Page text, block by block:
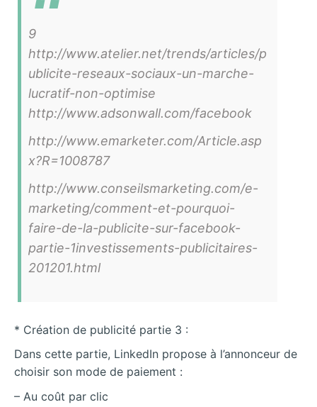
9
http://www.atelier.net/trends/articles/p
ublicite-reseaux-sociaux-un-marche-
lucratif-non-optimise
http://www.adsonwall.com/facebook
http://www.emarketer.com/Article.asp
x?R=1008787
http://www.conseilsmarketing.com/e-
marketing/comment-et-pourquoi-
faire-de-la-publicite-sur-facebook-
partie-1investissements-publicitaires-
201201.html
* Création de publicité partie 3 :
Dans cette partie, LinkedIn propose à l’annonceur de
choisir son mode de paiement :
– Au coût par clic